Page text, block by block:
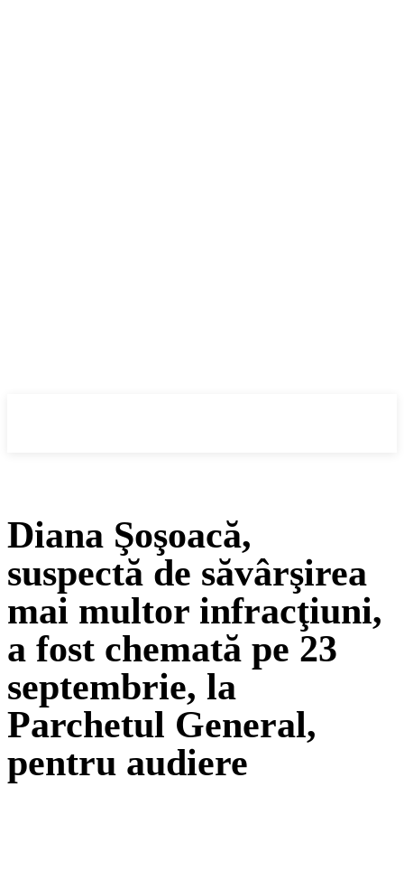
Diana Şoşoacă,
suspectă de săvârşirea
mai multor infracţiuni,
a fost chemată pe 23
septembrie, la
Parchetul General,
pentru audiere